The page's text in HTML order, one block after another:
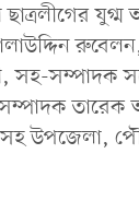
সম্পাদক
তারেক
উপজেলা,